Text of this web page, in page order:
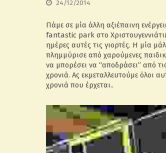
24/12/2014
Πάμε σε μία άλλη αξιέπαινη
fantastic park στο
ημέρες αυτές τις γιορτές. Η μία
πλημμύρισε από χαρούμενες
να μπορέσει να “αποδράσει” από
χρονιά. Ας εκμεταλλευτούμε όλοι
χρονιά που έρχεται..